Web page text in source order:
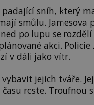
sníh, který
smůlu. Jamesova
po lupu se rozdělí
akci. Policie
v dáli jako vítr.
jejich tváře.
roste. Troufnou